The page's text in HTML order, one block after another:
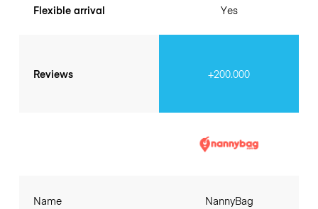
Flexible arrival
Reviews
Yes
+200.000
Name NannyBag